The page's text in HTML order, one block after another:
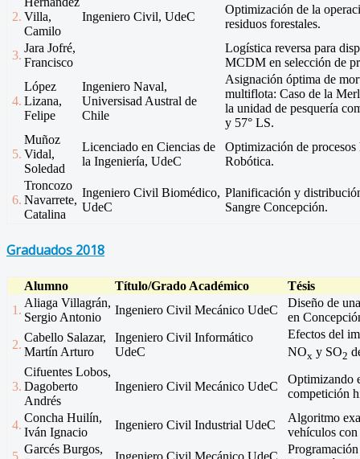
2. Villa,
Camilo
Ingeniero Civil, UdeC
Optimización de la
residuos forestales.
3.
Jara Jofré,
Francisco
Logística reversa para
MCDM en selección de
4.
López
Lizana,
Felipe
Ingeniero Naval,
Universisad Austral de
Chile
Asignación óptima de
multiflota: Caso de la
la unidad de pesquería
y 57° LS.
5.
Muñoz
Vidal,
Soledad
Licenciado en Ciencias de
la Ingeniería, UdeC
Optimización de
Robótica.
6.
Troncozo
Navarrete,
Catalina
Ingeniero Civil Biomédico,
UdeC
Planificación y
Sangre Concepción.
Graduados 2018
Alumno Título/Grado Académico
Tésis
1.
Aliaga Villagrán,
Sergio Antonio
Ingeniero Civil Mecánico UdeC
Diseño de
en
2.
Cabello Salazar,
Martín Arturo
Ingeniero Civil Informático
UdeC
Efectos del
NOx y SO2
3.
Cifuentes Lobos,
Dagoberto
Andrés
Ingeniero Civil Mecánico UdeC
Optimizando
competición
4.
Concha Huilín,
Iván Ignacio
Ingeniero Civil Industrial UdeC
Algoritmo
vehículos
5.
Garcés Burgos,
Ingeniero Civil Mecánico UdeC